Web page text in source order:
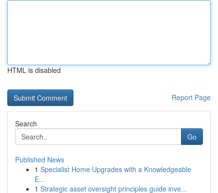
HTML is disabled
Report Page
Search
Go
Published News
1 Specialist Home Upgrades with a Knowledgeable
E...
1 Strategic asset oversight principles guide inve...